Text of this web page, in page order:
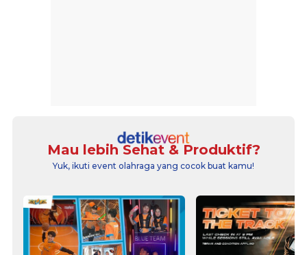
Mau lebih Sehat & Produktif?
Yuk, ikuti event olahraga yang cocok buat kamu!